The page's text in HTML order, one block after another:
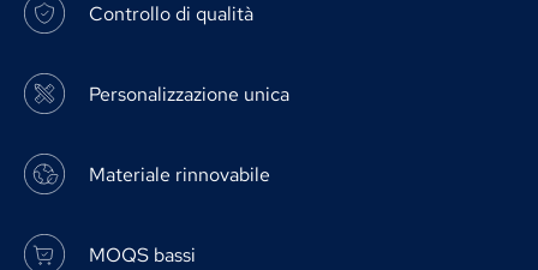
Controllo di qualità
Personalizzazione unica
Materiale rinnovabile
MOQS bassi